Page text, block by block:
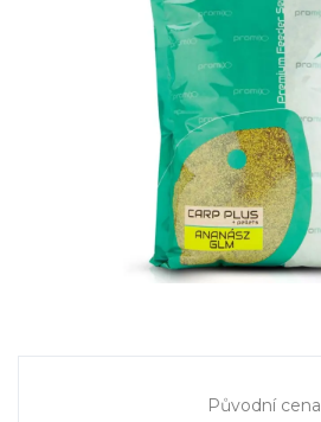
Původní cena